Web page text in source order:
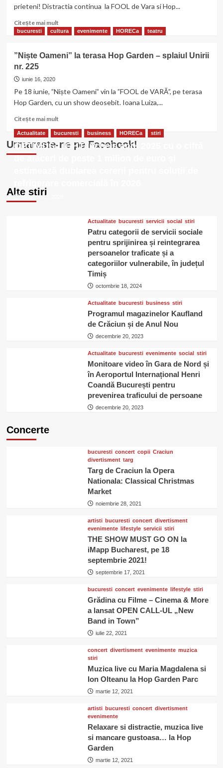
prieteni! Distractia continua la FOOL de Vara si Hop...
Citește mai multCitește
mai
Stand-
Gherghe,
Bogdan
și
Mane
bucuresti cultura evenimente HORECa teatru
”Niște Oameni” la terasa Hop Garden – splaiul Unirii
nr. 225
iunie 16, 2020
Pe 18 iunie, ”Niște Oameni” vin la ”FOOL de VARĂ”, pe terasa
Hop Garden, cu un show deosebit. Ioana Luiza,...
Citește mai multCitește
multe
despre
Urmareste-ne pe Facebook!
Alte stiri
Actualitate bucuresti business HORECa stiri
OPTIMUS LIGHT încheie anul 2025 cu o cifră
de afaceri de peste 1 milion de euro și
ianuarie 23, 2026
Actualitate bucuresti servicii social stiri
Patru categorii de servicii sociale
pentru sprijinirea și reintegrarea
persoanelor traficate și a
categoriilor vulnerabile, în județul
Timiș
octombrie 18, 2024
Actualitate bucuresti business stiri
Programul magazinelor Kaufland
de Crăciun și de Anul Nou
decembrie 20, 2023
Actualitate bucuresti evenimente social stiri
Monitoare video în Gara de Nord și
în Aeroportul Internațional Henri
Coandă București pentru
prevenirea traficului de persoane
decembrie 20, 2023
Concerte
bucuresti concert copii Craciun
divertisment targ
Targ de Craciun la Opera
Nationala: Classical Christmas
Market
noiembrie 28, 2021
artisti bucuresti concert divertisment
evenimente lifestyle servicii stiri
THE SHOW MUST GO ON la
iMapp Bucharest, pe 18
septembrie 2021!
septembrie 17, 2021
bucuresti concert evenimente lifestyle stiri
Grădina cu Filme – Cinema & More
a lansat OPEN CALL-UL „New
Band in Town”
iulie 22, 2021
concert divertisment evenimente muzica
stiri
Muzica live cu Maria Magdalena si
Ion Olteanu la Hop Garden Parc
martie 12, 2021
artisti bucuresti concert divertisment
evenimente
Relaxare si distractie, muzica live
si mancare gustoasa… la Hop
Garden
martie 12, 2021